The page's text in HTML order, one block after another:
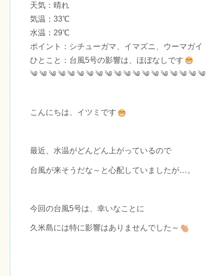
天気：晴れ
気温：33℃
水温：29℃
ポイント：シチューガマ、イマズニ、ウーマガイ
ひとこと：台風5号の影響は、ほぼなしです
༄ ༄ ༄ ༄ ༄ ༄ ༄ ༄ ༄ ༄ ༄ ༄ ༄ ༄ ༄ ༄ ༄ ༄ ༄
こんにちは、イツミです
最近、水温がどんどん上がっているので
台風が来そうだな～と心配していましたが…。
今回の台風5号は、幸いなことに
久米島には特に影響はありませんでした～